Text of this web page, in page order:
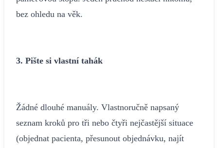
bez ohledu na věk.
3. Pište si vlastní tahák
Žádné dlouhé manuály. Vlastnoručně napsaný
seznam kroků pro tři nebo čtyři nejčastější situace
(objednat pacienta, přesunout objednávku, najít